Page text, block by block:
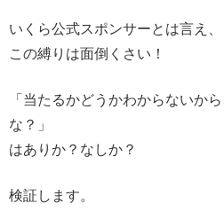
いくら公式スポンサーとは言え、
この縛りは面倒くさい！
「当たるかどうかわからないか
な？」
はありか？なしか？
検証します。